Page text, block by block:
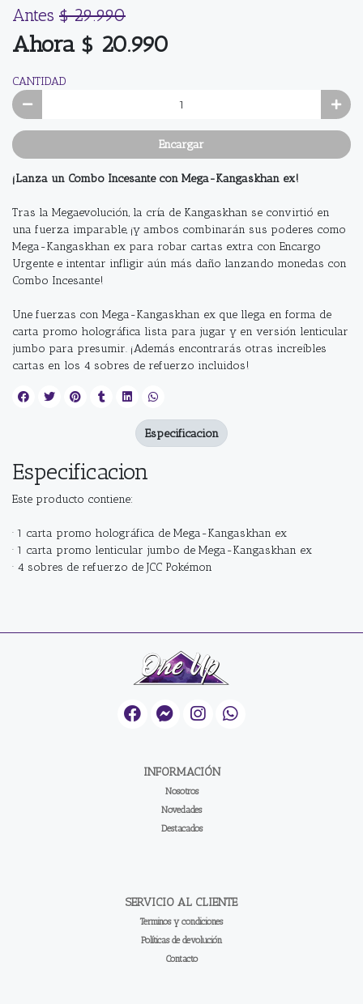
Antes $ 29.990
Ahora $ 20.990
CANTIDAD
Encargar
¡Lanza un Combo Incesante con Mega-Kangaskhan ex!
Tras la Megaevolución, la cría de Kangaskhan se convirtió en
una fuerza imparable, ¡y ambos combinarán sus poderes como
Mega-Kangaskhan ex para robar cartas extra con Encargo
Urgente e intentar infligir aún más daño lanzando monedas con
Combo Incesante!
Une fuerzas con Mega-Kangaskhan ex que llega en forma de
carta promo holográfica lista para jugar y en versión lenticular
jumbo para presumir. ¡Además encontrarás otras increíbles
cartas en los 4 sobres de refuerzo incluidos!
Especificacion
Este producto contiene:
· 1 carta promo holográfica de Mega-Kangaskhan ex
· 1 carta promo lenticular jumbo de Mega-Kangaskhan ex
· 4 sobres de refuerzo de JCC Pokémon
Especificacion
INFORMACIÓN
Nosotros
Novedades
Destacados
SERVICIO AL CLIENTE
Terminos y condiciones
Políticas de devolución
Contacto